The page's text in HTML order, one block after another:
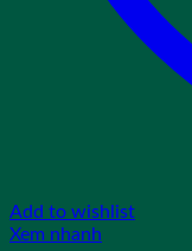
Add to wishlist
Xem nhanh